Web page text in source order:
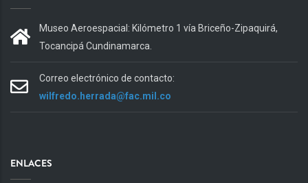
Museo Aeroespacial: Kilómetro 1 vía Briceño-Zipaquirá,
Tocancipá Cundinamarca.
Correo electrónico de contacto:
wilfredo.herrada@fac.mil.co
ENLACES